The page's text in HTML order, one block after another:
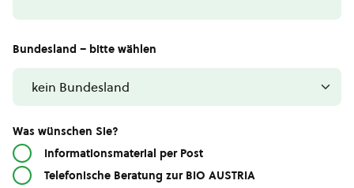
Bundesland – bitte wählen
Was wünschen Sie?
Informationsmaterial per Post
Telefonische Beratung zur BIO AUSTRIA